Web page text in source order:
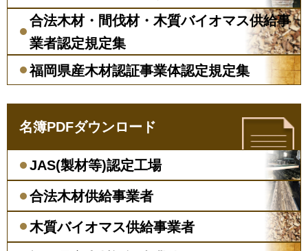
合法木材・間伐材・木質バイオマス供給事
業者認定規定集
福岡県産木材認証事業体認定規定集
名簿PDFダウンロード
JAS(製材等)認定工場
合法木材供給事業者
木質バイオマス供給事業者